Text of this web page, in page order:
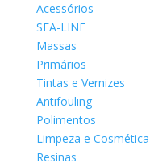
Acessórios
SEA-LINE
Massas
Primários
Tintas e Vernizes
Antifouling
Polimentos
Limpeza e Cosmética
Resinas